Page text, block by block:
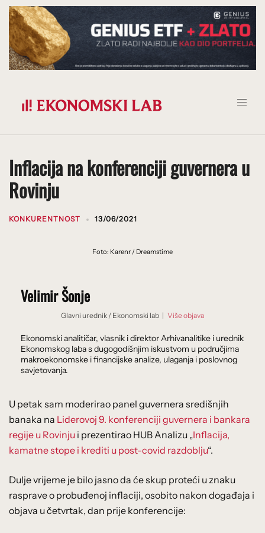
Prijeđi
na
sadržaj
Inflacija na konferenciji guvernera u
Rovinju
KONKURENTNOST 13/06/2021
Foto: Karenr / Dreamstime
Velimir Šonje
Glavni urednik / Ekonomski lab | Više objava
Ekonomski analitičar, vlasnik i direktor Arhivanalitike i urednik
Ekonomskog laba s dugogodišnjim iskustvom u područjima
makroekonomske i financijske analize, ulaganja i poslovnog
savjetovanja.
U petak sam moderirao panel guvernera središnjih
banaka na Liderovoj 9. konferenciji guvernera i bankara
regije u Rovinju i prezentirao HUB Analizu „Inflacija,
kamatne stope i krediti u post-covid razdoblju“.
Dulje vrijeme je bilo jasno da će skup proteći u znaku
rasprave o probuđenoj inflaciji, osobito nakon događaja i
objava u četvrtak, dan prije konferencije: